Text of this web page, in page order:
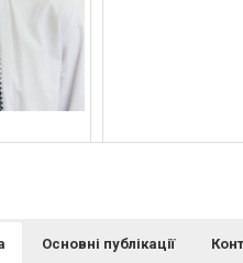
Основні публікації